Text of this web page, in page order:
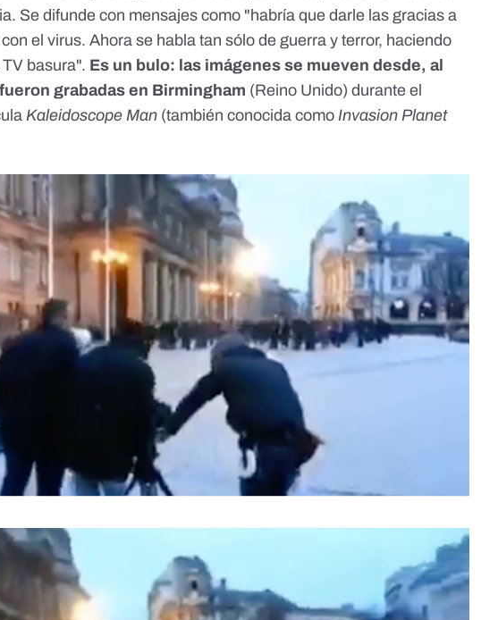
Se difunde con mensajes como "habría que darle las gracias a
el virus. Ahora se habla tan sólo de guerra y terror, haciendo
basura". Es un bulo: las imágenes se mueven desde, al
grabadas en Birmingham (Reino Unido) durante el
Kaleidoscope Man (también conocida como Invasion Planet